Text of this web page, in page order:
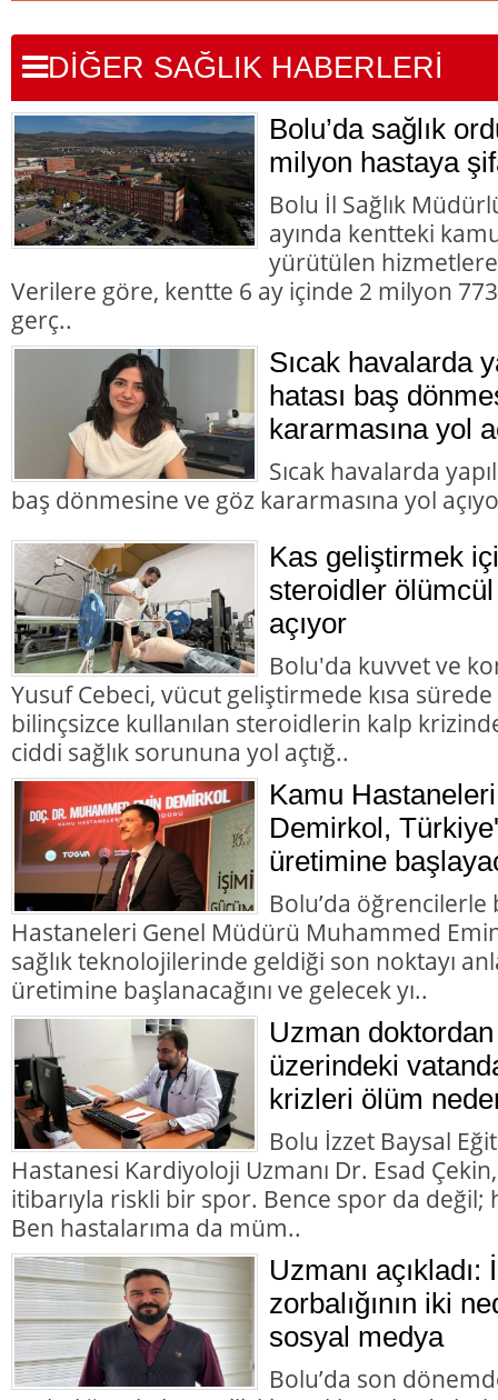
DİĞER SAĞLIK HABERLERİ
Bolu’da sağlık
milyon hastaya
Bolu İl Sağlık
ayında kentteki
yürütülen
Verilere göre, kentte 6 ay içinde 2 milyon
gerç..
Sıcak havalarda
hatası baş
kararmasına yol
Sıcak havalarda
baş dönmesine ve göz kararmasına yol
Kas geliştirmek
steroidler
açıyor
Bolu'da kuvvet ve
Yusuf Cebeci, vücut geliştirmede kısa
bilinçsizce kullanılan steroidlerin kalp
ciddi sağlık sorununa yol açtığ..
Kamu
Demirkol,
üretimine
Bolu’da
Hastaneleri Genel Müdürü Muhammed
sağlık teknolojilerinde geldiği son noktayı
üretimine başlanacağını ve gelecek yı..
Uzman doktordan
üzerindeki
krizleri ölüm
Bolu İzzet Baysal
Hastanesi Kardiyoloji Uzmanı Dr. Esad
itibarıyla riskli bir spor. Bence spor da değil;
Ben hastalarıma da müm..
Uzmanı
zorbalığının iki
sosyal medya
Bolu’da son